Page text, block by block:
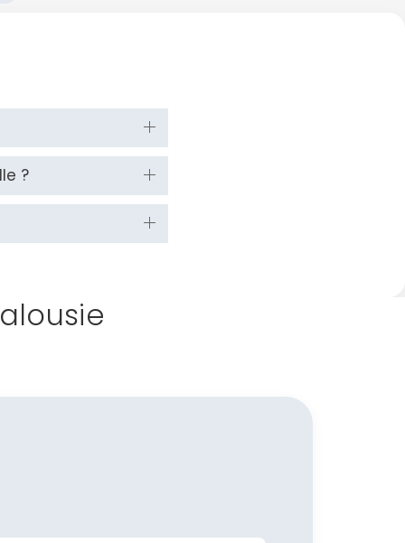
?